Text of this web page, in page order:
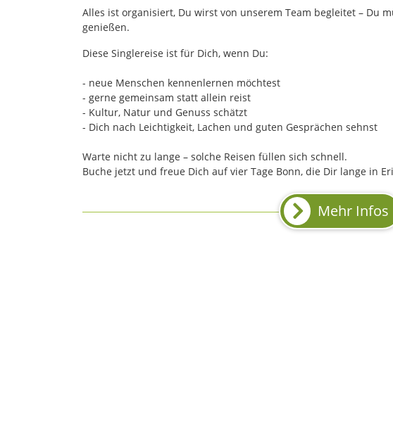
Alles ist organisiert, Du wirst von unserem Team begleitet – Du
genießen.
Diese Singlereise ist für Dich, wenn Du:
- neue Menschen kennenlernen möchtest
- gerne gemeinsam statt allein reist
- Kultur, Natur und Genuss schätzt
- Dich nach Leichtigkeit, Lachen und guten Gesprächen sehnst
Warte nicht zu lange – solche Reisen füllen sich schnell.
Buche jetzt und freue Dich auf vier Tage Bonn, die Dir lange in
Mehr Infos